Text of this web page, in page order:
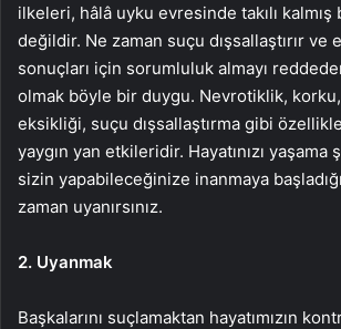
ilkeleri, hâlâ uyku evresinde takılı
değildir. Ne zaman suçu dışsallaştırır ve
sonuçları için sorumluluk almayı
olmak böyle bir duygu. Nevrotiklik,
eksikliği, suçu dışsallaştırma gibi
yaygın yan etkileridir. Hayatınızı yaşama
sizin yapabileceğinize inanmaya
zaman uyanırsınız.
2. Uyanmak
Başkalarını suçlamaktan hayatımızın